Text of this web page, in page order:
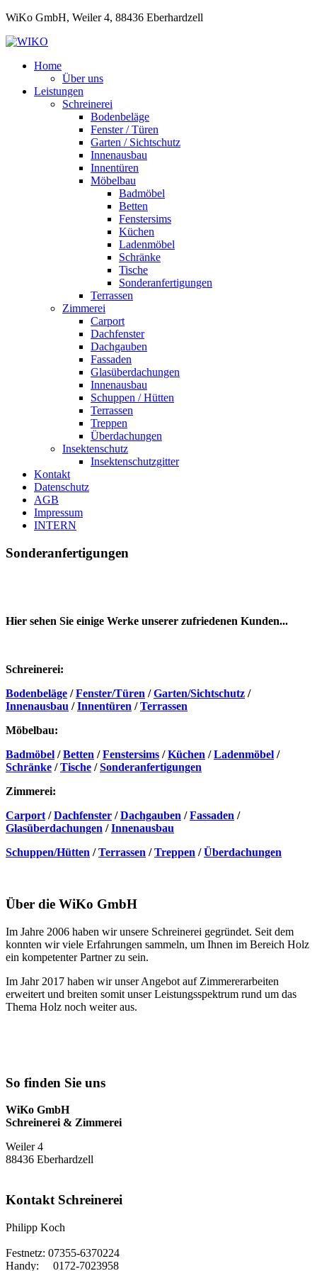
WiKo GmbH, Weiler 4, 88436 Eberhardzell
Home
Über uns
Leistungen
Schreinerei
Bodenbeläge
Fenster / Türen
Garten / Sichtschutz
Innenausbau
Innentüren
Möbelbau
Badmöbel
Betten
Fenstersims
Küchen
Ladenmöbel
Schränke
Tische
Sonderanfertigungen
Terrassen
Zimmerei
Carport
Dachfenster
Dachgauben
Fassaden
Glasüberdachungen
Innenausbau
Schuppen / Hütten
Terrassen
Treppen
Überdachungen
Insektenschutz
Insektenschutzgitter
Kontakt
Datenschutz
AGB
Impressum
INTERN
Sonderanfertigungen
Hier sehen Sie einige Werke unserer zufriedenen Kunden...
Schreinerei:
Bodenbeläge /Fenster/Türen /Garten/Sichtschutz /
Innenausbau /Innentüren /Terrassen
Möbelbau:
Badmöbel /Betten /Fenstersims /Küchen /Ladenmöbel /
Schränke /Tische /Sonderanfertigungen
Zimmerei:
Carport/Dachfenster /Dachgauben /Fassaden /
Glasüberdachungen /Innenausbau
Schuppen/Hütten /Terrassen /Treppen /Überdachungen
Über die WiKo GmbH
Im Jahre 2006 haben wir unsere Schreinerei gegründet. Seit dem
konnten wir viele Erfahrungen sammeln, um Ihnen im Bereich Holz
ein kompetenter Partner zu sein.
Im Jahr 2017 haben wir unser Angebot auf Zimmererarbeiten
erweitert und breiten somit unser Leistungsspektrum rund um das
Thema Holz noch weiter aus.
So finden Sie uns
WiKo GmbH
Schreinerei & Zimmerei
Weiler 4
88436 Eberhardzell
Kontakt Schreinerei
Philipp Koch
Festnetz: 07355-6370224
Handy: 0172-7023958